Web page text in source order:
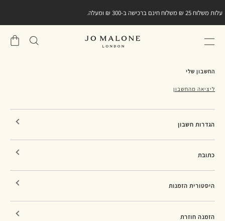
עלות משלוח 25 ₪ משלוח חינם ברכישה ב-300 ₪ ומעלה.
שֶׁלִי
החשבון שלי
ליציאה מהחשבון
הגדרות חשבון
כתובת
היסטורית הזמנות
הזמנה חוזרת